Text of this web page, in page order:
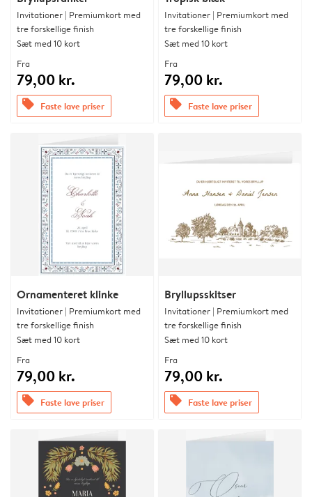
Invitationer | Premiumkort med
tre forskellige finish
Sæt med 10 kort
Fra
79,00 kr.
offers Faste lave priser
Invitationer | Premiumkort med
tre forskellige finish
Sæt med 10 kort
Fra
79,00 kr.
offers Faste lave priser
Ornamenteret klinke
Invitationer | Premiumkort med
tre forskellige finish
Sæt med 10 kort
Fra
79,00 kr.
offers Faste lave priser
Bryllupsskitser
Invitationer | Premiumkort med
tre forskellige finish
Sæt med 10 kort
Fra
79,00 kr.
offers Faste lave priser